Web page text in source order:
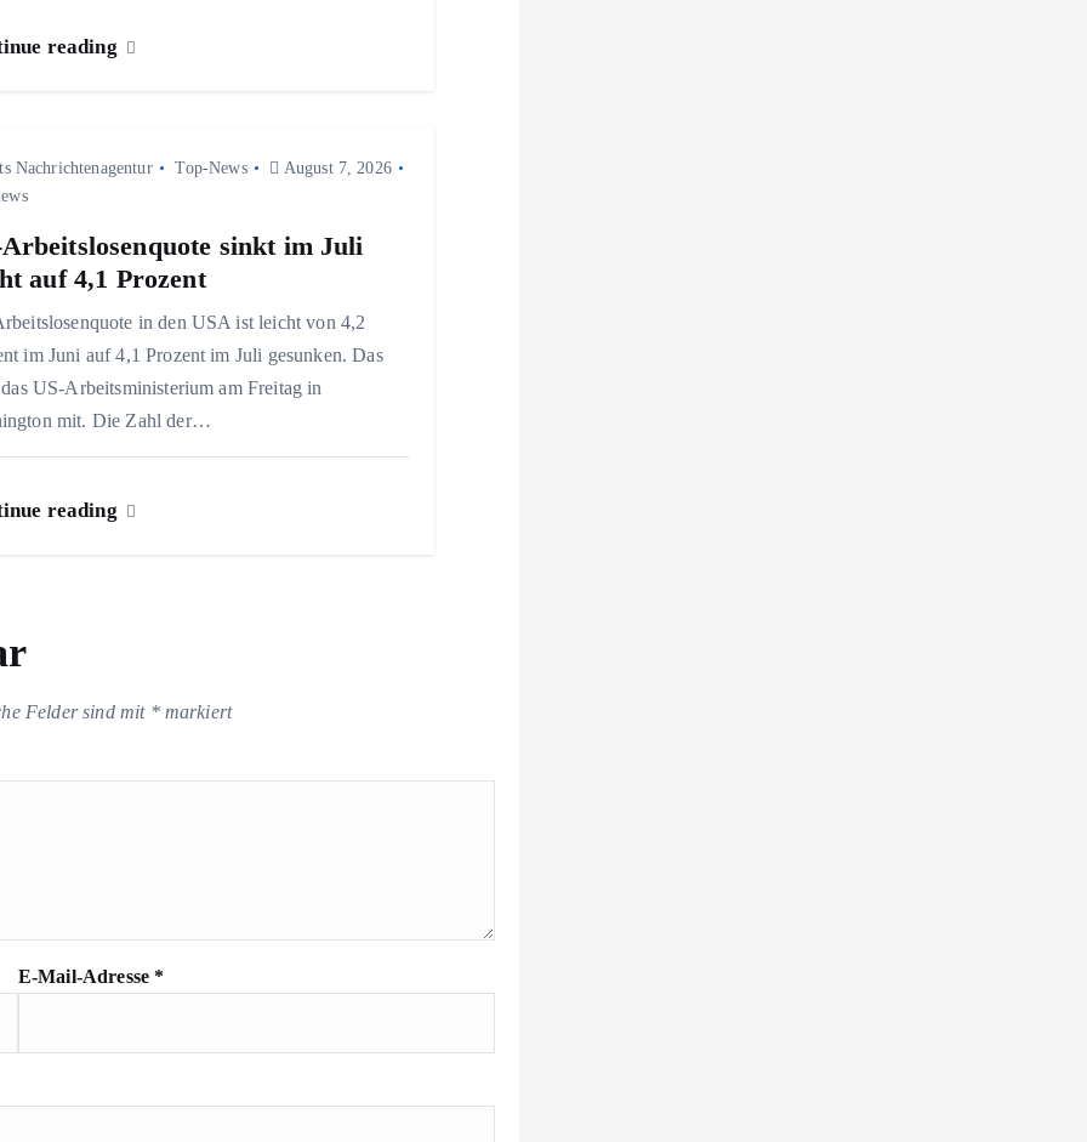
reading
Nachrichtenagentur Top-News
August 7, 2026
sinkt im Juli
auf 4,1 Prozent
in den USA ist leicht von 4,2
im Juni auf 4,1 Prozent im Juli gesunken. Das
US-Arbeitsministerium am Freitag in
mit. Die Zahl der…
reading
Felder sind mit *markiert
E-Mail-Adresse *